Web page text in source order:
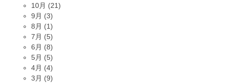
10月 (21)
9月 (3)
8月 (1)
7月 (5)
6月 (8)
5月 (5)
4月 (4)
3月 (9)